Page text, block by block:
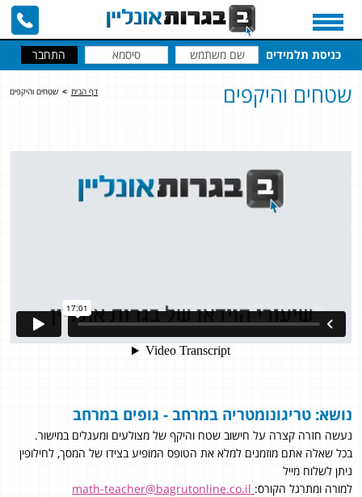
כניסת תלמידים
דף הבית > שטחים והיקפים שטחים והיקפים
נושא: טריגונומטריה במרחב - גופים במרחב
נעשה חזרה קצרה על חישוב שטח והיקף של מצולעים ומעגלים במישור.
בכל שאלה אתם מוזמנים למלא את הטופס המופיע בצידו של המסך, לחילופין
ניתן לשלוח מייל
למורה ומתרגל הקורס: